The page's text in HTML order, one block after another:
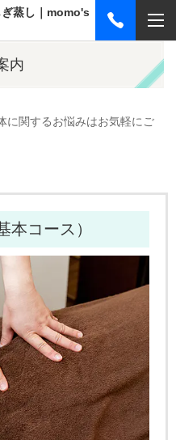
蒸し｜momo's
内
に関するお悩みはお気軽にご
本コース）